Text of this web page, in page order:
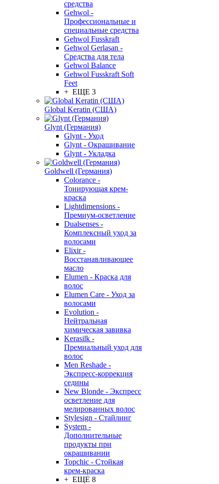
средства
Gehwol -
Профессиональные и
специальные средства
Gehwol Fusskraft
Gehwol Gerlasan -
Средства для тела
Gehwol Balance
Gehwol Fusskraft Soft
Feet
+ ЕЩЕ 3
Global Keratin (США)
Glynt (Германия)
Glynt - Уход
Glynt - Окрашивание
Glynt - Укладка
Goldwell (Германия)
Colorance -
Тонирующая крем-
краска
Lightdimensions -
Премиум-осветление
Dualsenses -
Комплексный уход за
волосами
Elixir -
Восстанавливающее
масло
Elumen - Краска для
волос
Elumen Care - Уход за
волосами
Evolution -
Нейтральная
химическая завивка
Kerasilk -
Премиальный уход для
волос
Men Reshade -
Экспресс-коррекция
седины
New Blonde - Экспресс
осветление для
мелированных волос
Stylesign - Стайлинг
System -
Дополнительные
продукты при
окрашивании
Topchic - Стойкая
крем-краска
+ ЕЩЕ 8